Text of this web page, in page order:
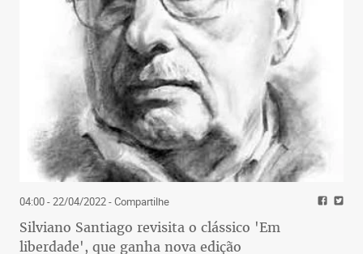
04:00 - 22/04/2022- Compartilhe
Silviano Santiago revisita o clássico 'Em
liberdade', que ganha nova edição